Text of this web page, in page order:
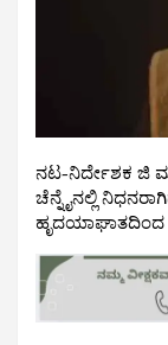
ನಟ-ನಿರ್ದೇಶಕ ಜಿ
ಚೆನ್ನೈನಲ್ಲಿ
ಹೃದಯಾಘಾತದಿಂದ